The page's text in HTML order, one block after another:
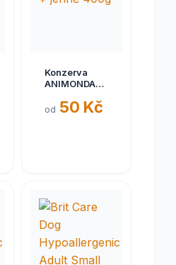
Konzerva
ANIMONDA
senior telecí
od 50 Kč